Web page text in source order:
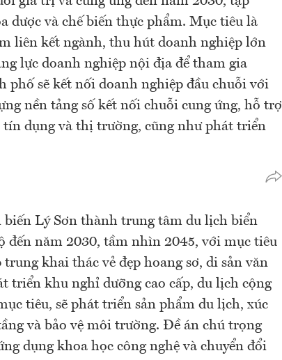
dược và chế biến thực phẩm. Mục tiêu là
liên kết ngành, thu hút doanh nghiệp lớn
lực doanh nghiệp nội địa để tham gia
phố sẽ kết nối doanh nghiệp đầu chuỗi với
nền tảng số kết nối chuỗi cung ứng, hỗ trợ
tín dụng và thị trường, cũng như phát triển
biến Lý Sơn thành trung tâm du lịch biển
đến năm 2030, tầm nhìn 2045, với mục tiêu
khai thác vẻ đẹp hoang sơ, di sản văn
triển khu nghỉ dưỡng cao cấp, du lịch cộng
tiêu, sẽ phát triển sản phẩm du lịch, xúc
và bảo vệ môi trường. Đề án chú trọng
dụng khoa học công nghệ và chuyển đổi